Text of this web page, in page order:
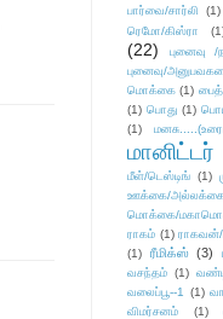
பார்வை/சார்லி
(1)
ரெமோ/கிஸ்ரா
(22)
புனைவு /
புனைவு/
மொக்கை (1)
(1) பொது (1)
(1)
மானிட்டர்
மீள்/டெஸ்டிங் (1)
ஊக்கை/
மொக்கை/
ராகம் (1) ராகவன்/
(1)
ரீமிக்ஸ் (3)
வசந்தம் (1)
வலைப்பூ--1 (1)
விமர்சனம்
(1)